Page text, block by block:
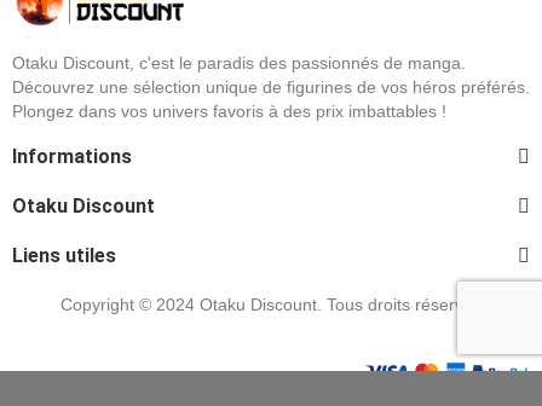
Otaku Discount, c'est le paradis des passionnés de manga.
Découvrez une sélection unique de figurines de vos héros préférés.
Plongez dans vos univers favoris à des prix imbattables !
Informations
Otaku Discount
Liens utiles
Copyright © 2024 Otaku Discount. Tous droits réservés